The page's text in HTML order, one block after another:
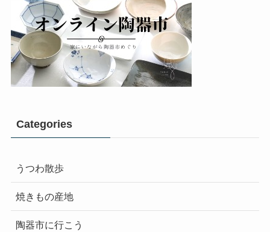
Categories
うつわ散歩
焼きもの産地
陶器市に行こう